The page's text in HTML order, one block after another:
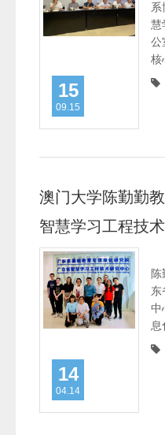
15
09.15
系
慧
公
核
澳门大学陈勤勤
智慧学习工程技
14
04.14
东
中
息